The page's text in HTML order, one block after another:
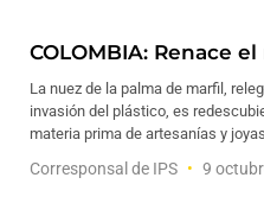
COLOMBIA: Renace
La nuez de la palma de marfil,
invasión del plástico, es
materia prima de artesanías y
Corresponsal de IPS 9